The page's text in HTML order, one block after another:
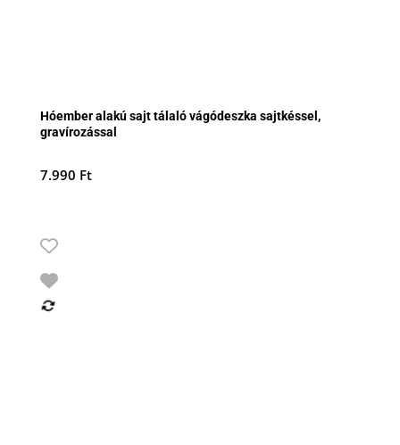
Hóember alakú sajt tálaló vágódeszka sajtkéssel,
gravírozással
7.990 Ft